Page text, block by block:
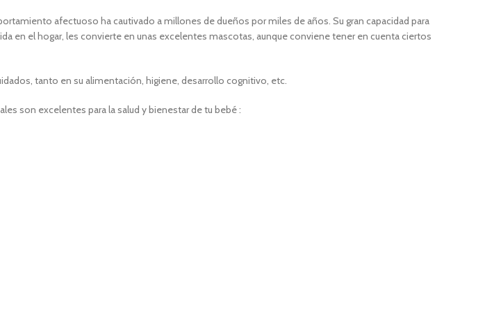
afectuoso ha cautivado a millones de dueños por miles de años. Su gran capacidad para
en el hogar, les convierte en unas excelentes mascotas, aunque conviene tener en cuenta ciertos
tanto en su alimentación, higiene, desarrollo cognitivo, etc.
son excelentes para la salud y bienestar de tu bebé :